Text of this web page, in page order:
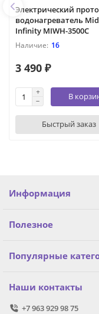
Электрический
водонагреватель
Infinity MIWH-3500C
16
3 490 ₽
В
Быстрый заказ
Информация
Полезное
Популярные
Наши контакты
+7 963 929 98 75